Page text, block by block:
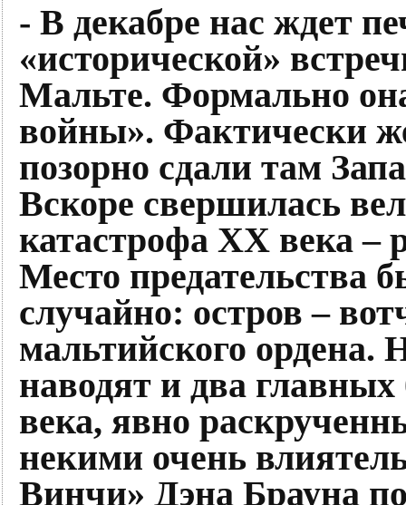
- В декабре нас ждет
«исторической»
Мальте. Формально
войны». Фактически
позорно сдали там
Вскоре свершилась
катастрофа ХХ века –
Место предательства
случайно: остров –
мальтийского ордена.
наводят и два
века, явно
некими очень
Винчи» Дэна Брауна